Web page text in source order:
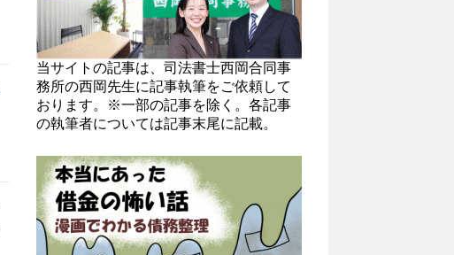
当サイトの記事は、司法書士西岡合同事
務所の西岡先生に記事執筆をご依頼して
おります。※一部の記事を除く。各記事
の執筆者については記事末尾に記載。